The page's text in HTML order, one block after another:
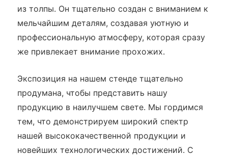
из толпы. Он тщательно создан с вниманием к
мельчайшим деталям, создавая уютную и
профессиональную атмосферу, которая сразу
же привлекает внимание прохожих.
Экспозиция на нашем стенде тщательно
продумана, чтобы представить нашу
продукцию в наилучшем свете. Мы гордимся
тем, что демонстрируем широкий спектр
нашей высококачественной продукции и
новейших технологических достижений. С